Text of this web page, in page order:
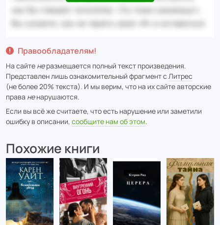
Правообладателям!
На сайте неразмещается полный текст произведения.
Представлен лишь ознакомительный фрагмент с Литрес
(не более 20% текста). И мы верим, что на их сайте авторские
права ненарушаются.
Если вы всё же считаете, что есть нарушение или заметили
ошибку в описании, сообщите нам об этом.
Похожие книги